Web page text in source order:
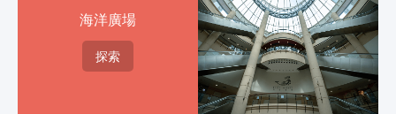
海洋廣場
探索